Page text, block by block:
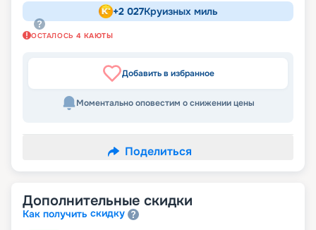
+2 027Круизных миль
ОСТАЛОСЬ 4 КАЮТЫ
Добавить в избранное
Моментально оповестим о снижении цены
Поделиться
Дополнительные скидки
Как получить скидку